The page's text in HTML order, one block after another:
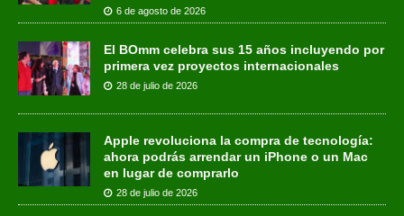
6 de agosto de 2026
El BOmm celebra sus 15 años incluyendo por
primera vez proyectos internacionales
28 de julio de 2026
Apple revoluciona la compra de tecnología:
ahora podrás arrendar un iPhone o un Mac
en lugar de comprarlo
28 de julio de 2026